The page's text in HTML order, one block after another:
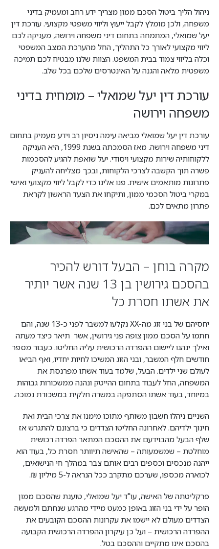
ניהול הליך ביטול הסכם ממון מצריך ידע רחב ומעמיק בדיני
משפחה, ולכן מומלץ לקבל ייעוץ וליווי משפטי מקצועי. עורכת דין
יעל שמואלי, המתמחה בתחום דיני משפחה וירושה, מעניקה לכם
ליווי מקצועי לאורך כל התהליך, החל מהערכת המצב המשפטי
וכלה בליווי צמוד בבית המשפט. הצוות שלנו מבטיח לכם תמיכה
משפטית מלאה והגנה על האינטרסים שלכם בכל שלב.
עורכת דין יעל שמואלי – מומחית בדיני
משפחה וירושה
עורכת דין יעל שמואלי מביאה עימה ניסיון רב וידע מעמיק בתחום
דיני משפחה וירושה. מאז הסמכתה בשנת 1999, היא העניקה
ללקוחותיה שירות מקצועי ויסודי. יעל שואפת להגיע להסכמות
פשרה תוך הקשבה לצרכי הלקוחות, ובכך מצליחה להעניק
פתרונות מותאמים אישית. פנו אלינו כדי לקבל ליווי מקצועי ואישי
במקרי ביטול הסכמי ממון, ותיקחו את הצעד הראשון לקראת
פתרון מתאים לכם.
מקרה בוחן – הבעל דורש להכיר
בהסכם גירושין בן 13 שנה אשר יותיר
את אשתו חסרת כל
יחסיהם של בני זוג מה-XX
נקלעו למשבר לפני כ-13 שנה, והם
חתמו על הסכם ממון צופה פני גירושין, אשר תיאר כיצד מעתה
ואילך ינהגו ליישום ההפרדה הרכושית עליה החליטו. כעבור מספר
חודשים חלף המשבר, ובני הזוג המשיכו לחיות יחדיו, ואף הביאו
לעולם שני ילדים. הבעל, שלמד בעוד אשתו מפרנסת את
המשפחה, החל לעבוד בתחום ההייטק ונהנה ממשכורות גבוהות
במיוחד, בעוד אשתו הסתפקה במשרה חלקית במשכורת נמוכה.
השניים ניהלו חשבון משותף מתוכו מימנו את צרכי הבית ואת
חינוך ילדיהם. לאחרונה החליטו הצדדים כי ברצונם להתגרש אז
שלף הבעל מהבוידעם את ההסכם המתאר הפרדה רכושית
מוחלטת – שמשמעותה – שהאישה תיוותר חסרת כל, בעוד הוא
ייהנה מנכסים וכספים רבים אותם צבר במהלך חי הנישואים,
לכוארה מכספו, שערכם מתקרב ככל הנראה ל-5 מיליון ₪.
פרקליטתה של האישה, עו"ד יעל שמואלי, טוענת שהסכם ממון
הופר על ידי בני הזוג באופן כמעט מיידי מהרגע שנחתם ולמעשה
הצדדים מעולם לא יישמו את עקרונות ההסכם הקובעים את
ההפרדה הרכושית – ועל כן עיקרון ההפרדה הרכושית הקבועה
בהסכם אינו מתקיים וההסכם בטל.